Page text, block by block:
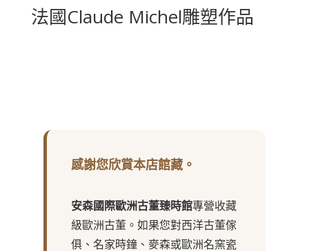
法國Claude Michel雕塑作品
感謝您欣賞本店館藏。
安森國際歐洲古董臻時館專營收藏
級歐洲古董。如果您對西洋古董傢
俱、名家時鐘、麥森或歐洲名窯瓷